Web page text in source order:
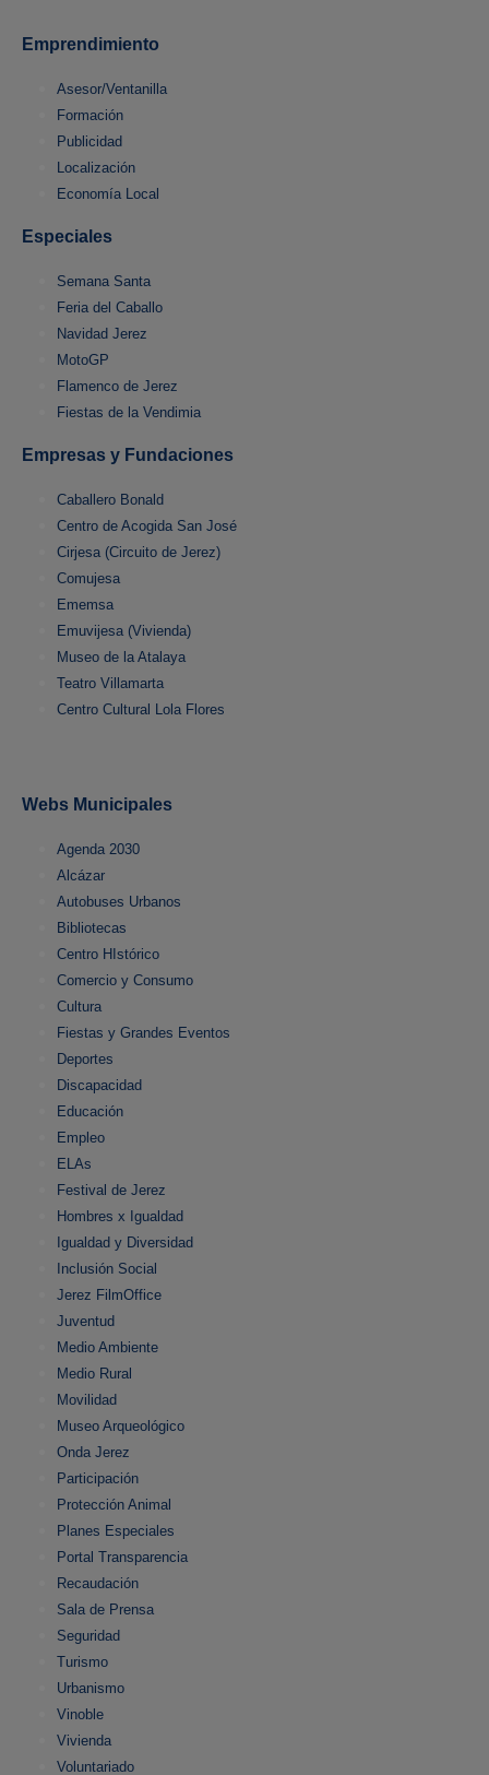
Emprendimiento
Asesor/Ventanilla
Formación
Publicidad
Localización
Economía Local
Especiales
Semana Santa
Feria del Caballo
Navidad Jerez
MotoGP
Flamenco de Jerez
Fiestas de la Vendimia
Empresas y Fundaciones
Caballero Bonald
Centro de Acogida San José
Cirjesa (Circuito de Jerez)
Comujesa
Ememsa
Emuvijesa (Vivienda)
Museo de la Atalaya
Teatro Villamarta
Centro Cultural Lola Flores
Webs Municipales
Agenda 2030
Alcázar
Autobuses Urbanos
Bibliotecas
Centro HIstórico
Comercio y Consumo
Cultura
Fiestas y Grandes Eventos
Deportes
Discapacidad
Educación
Empleo
ELAs
Festival de Jerez
Hombres x Igualdad
Igualdad y Diversidad
Inclusión Social
Jerez FilmOffice
Juventud
Medio Ambiente
Medio Rural
Movilidad
Museo Arqueológico
Onda Jerez
Participación
Protección Animal
Planes Especiales
Portal Transparencia
Recaudación
Sala de Prensa
Seguridad
Turismo
Urbanismo
Vinoble
Vivienda
Voluntariado